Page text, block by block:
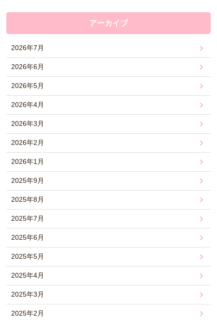
アーカイブ
2026年7月
2026年6月
2026年5月
2026年4月
2026年3月
2026年2月
2026年1月
2025年9月
2025年8月
2025年7月
2025年6月
2025年5月
2025年4月
2025年3月
2025年2月